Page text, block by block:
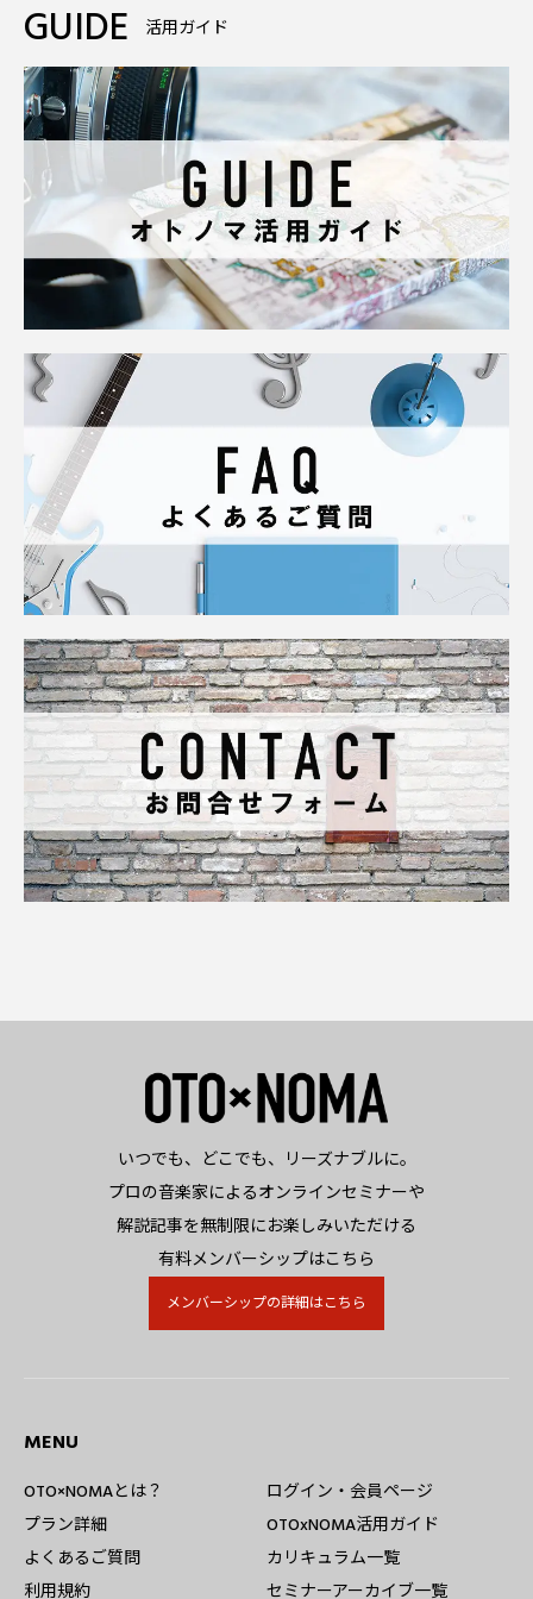
GUIDE 活用ガイド
いつでも、どこでも、リーズナブルに。
プロの音楽家によるオンラインセミナーや
解説記事を無制限にお楽しみいただける
有料メンバーシップはこちら
メンバーシップの詳細はこちら
MENU
OTO×NOMAとは？
プラン詳細
よくあるご質問
利用規約
ログイン・会員ページ
OTOxNOMA活用ガイド
カリキュラム一覧
セミナーアーカイブ一覧